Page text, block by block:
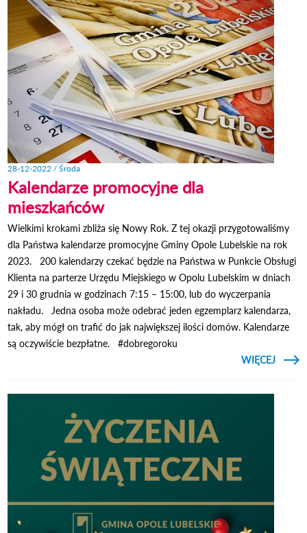
28-12-2022 / Środa
Kalendarze promocyjne dla
mieszkańców
Wielkimi krokami zbliża się Nowy Rok. Z tej okazji przygotowaliśmy
dla Państwa kalendarze promocyjne Gminy Opole Lubelskie na rok
2023. 200 kalendarzy czekać będzie na Państwa w Punkcie Obsługi
Klienta na parterze Urzędu Miejskiego w Opolu Lubelskim w dniach
29 i 30 grudnia w godzinach 7:15 – 15:00, lub do wyczerpania
nakładu. Jedna osoba może odebrać jeden egzemplarz kalendarza,
tak, aby mógł on trafić do jak największej ilości domów. Kalendarze
są oczywiście bezpłatne. #dobregoroku
CZYTAJ
WIĘCEJ O